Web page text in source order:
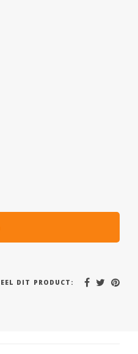
DIT PRODUCT: